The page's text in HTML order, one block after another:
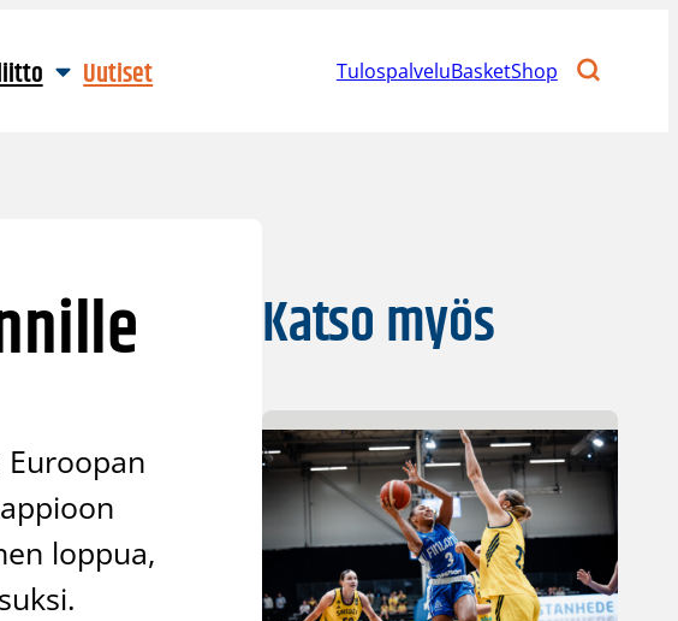
Uutiset TulospalveluBasketShop
loppua,
Katso myös